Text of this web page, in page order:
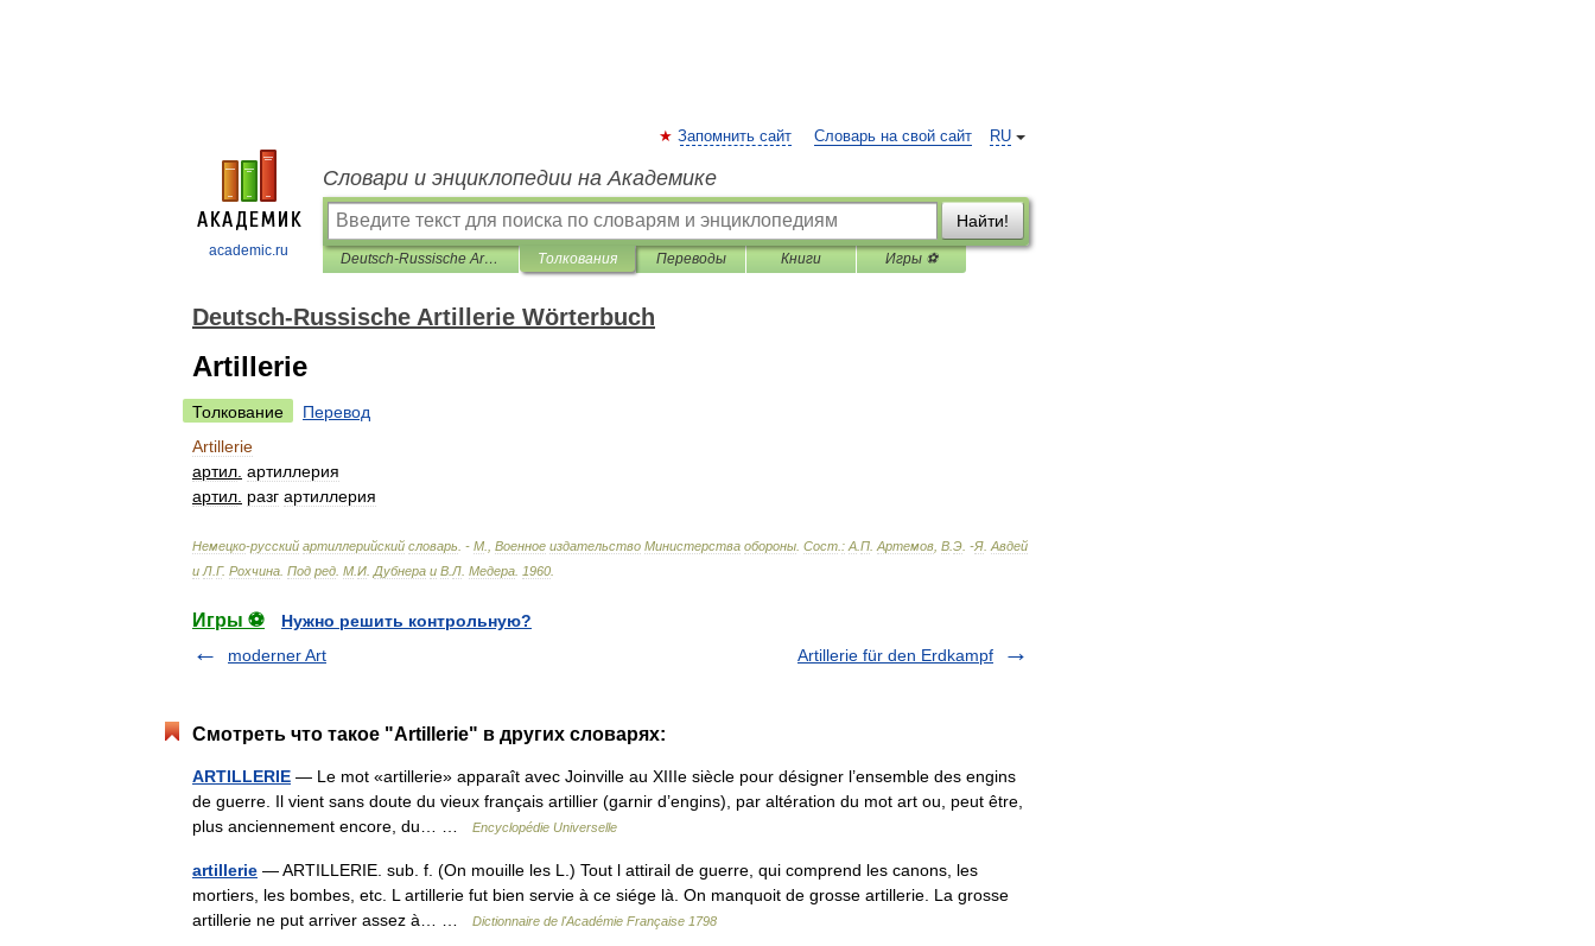
academic.ru
RU
Запомнить сайт Словарь на свой сайт
Словари и энциклопедии на Академике
Найти!
Deutsch-Russische Artillerie Wörterbuch Толкования Переводы Книги Игры ⚽
Deutsch-Russische Artillerie Wörterbuch
Artillerie
Толкование
Перевод
Artillerie
артил артиллерия
артил разг артиллерия
Немецко-русский артиллерийский словарь . - М Военное издательство Министерства обороны Сост : А П Артемов В Э . -Я Авдей
и Л Г. Рохчина Под ред М И Дубнера и В Л Медера 1960
Игры ⚽
Нужно решить контрольную?
moderner Art
Artillerie für den Erdkampf
Смотреть что такое "Artillerie" в других словарях:
ARTILLERIE — Le mot «artillerie» apparaît avec Joinville au XIIIe siècle pour désigner l’ensemble des engins
de guerre. Il vient sans doute du vieux français artillier (garnir d’engins), par altération du mot art ou, peut être,
plus anciennement encore, du… …
Encyclopédie Universelle
artillerie — ARTILLERIE. sub. f. (On mouille les L.) Tout l attirail de guerre, qui comprend les canons, les
mortiers, les bombes, etc. L artillerie fut bien servie à ce siége là. On manquoit de grosse artillerie. La grosse
artillerie ne put arriver assez à… …
Dictionnaire de l'Académie Française 1798